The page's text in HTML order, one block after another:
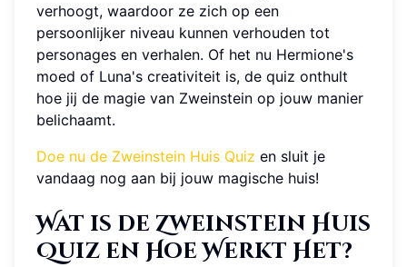
verhoogt, waardoor ze zich op een
persoonlijker niveau kunnen verhouden tot
personages en verhalen. Of het nu Hermione's
moed of Luna's creativiteit is, de quiz onthult
hoe jij de magie van Zweinstein op jouw manier
belichaamt.
Doe nu de Zweinstein Huis Quiz en sluit je
vandaag nog aan bij jouw magische huis!
Wat is de Zweinstein Huis
Quiz en Hoe Werkt Het?